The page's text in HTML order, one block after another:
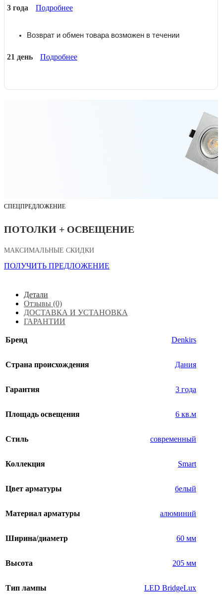
3 года Подробнее
Возврат и обмен товара возможен в течении
21 день Подробнее
СПЕЦПРЕДЛОЖЕНИЕ
ПОТОЛКИ + ОСВЕЩЕНИЕ
МАКСИМАЛЬНЫЕ СКИДКИ
ПОЛУЧИТЬ ПРЕДЛОЖЕНИЕ
Детали
Отзывы (0)
ДОСТАВКА И УСТАНОВКА
ГАРАНТИИ
Бренд Denkirs
Страна происхождения Дания
Гарантия 3 года
Площадь освещения 6 кв.м
Стиль современный
Коллекция Smart
Цвет арматуры белый
Материал арматуры алюминий
Ширина/диаметр 60 мм
Высота 205 мм
Тип лампы LED BridgeLux